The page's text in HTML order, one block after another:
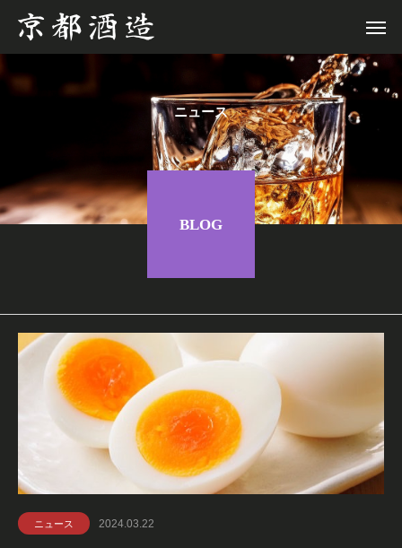
ニュース
BLOG
ニュース 2024.03.22